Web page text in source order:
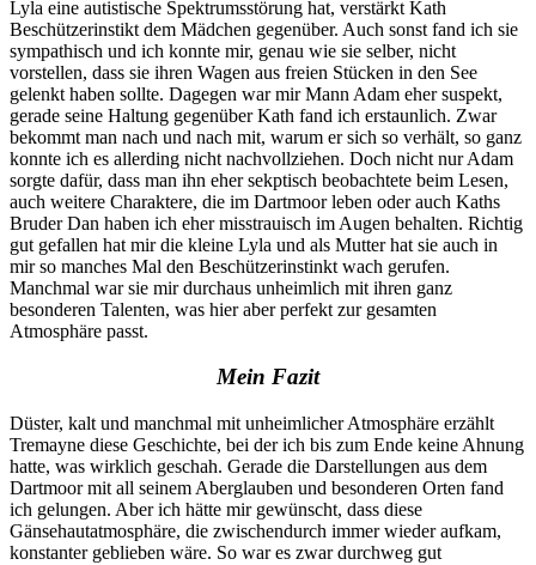
Lyla eine autistische Spektrumsstörung hat, verstärkt Kath
Beschützerinstikt dem Mädchen gegenüber. Auch sonst fand ich sie
sympathisch und ich konnte mir, genau wie sie selber, nicht
vorstellen, dass sie ihren Wagen aus freien Stücken in den See
gelenkt haben sollte. Dagegen war mir Mann Adam eher suspekt,
gerade seine Haltung gegenüber Kath fand ich erstaunlich. Zwar
bekommt man nach und nach mit, warum er sich so verhält, so ganz
konnte ich es allerding nicht nachvollziehen. Doch nicht nur Adam
sorgte dafür, dass man ihn eher sekptisch beobachtete beim Lesen,
auch weitere Charaktere, die im Dartmoor leben oder auch Kaths
Bruder Dan haben ich eher misstrauisch im Augen behalten. Richtig
gut gefallen hat mir die kleine Lyla und als Mutter hat sie auch in
mir so manches Mal den Beschützerinstinkt wach gerufen.
Manchmal war sie mir durchaus unheimlich mit ihren ganz
besonderen Talenten, was hier aber perfekt zur gesamten
Atmosphäre passt.
Mein Fazit
Düster, kalt und manchmal mit unheimlicher Atmosphäre erzählt
Tremayne diese Geschichte, bei der ich bis zum Ende keine Ahnung
hatte, was wirklich geschah. Gerade die Darstellungen aus dem
Dartmoor mit all seinem Aberglauben und besonderen Orten fand
ich gelungen. Aber ich hätte mir gewünscht, dass diese
Gänsehautatmosphäre, die zwischendurch immer wieder aufkam,
konstanter geblieben wäre. So war es zwar durchweg gut